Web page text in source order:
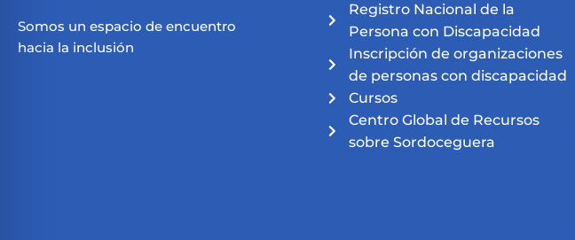
Somos un espacio de encuentro
hacia la inclusión
Registro Nacional de la
Persona con Discapacidad
Inscripción de organizaciones
de personas con discapacidad
Cursos
Centro Global de Recursos
sobre Sordoceguera